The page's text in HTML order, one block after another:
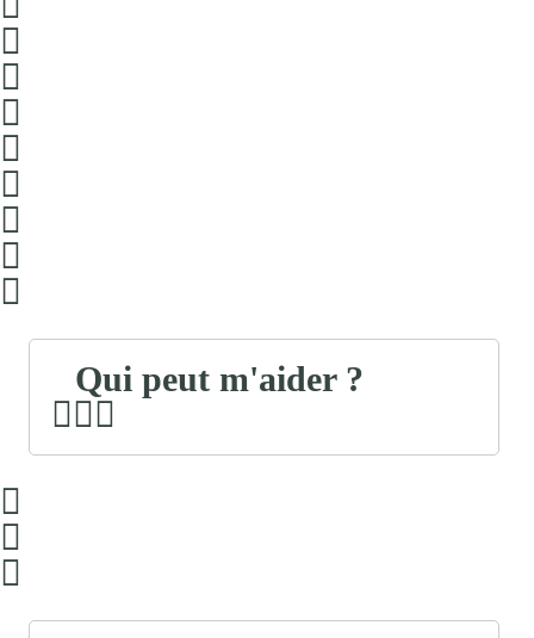
Qui peut m'aider ?